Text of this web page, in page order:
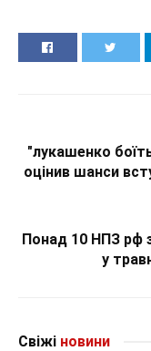
"лукашенко
оцінив шанси
Понад 10 НПЗ рф
у
Свіжі новини